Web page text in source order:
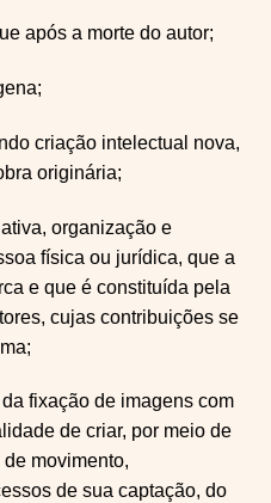
após a morte do autor;
criação intelectual nova,
originária;
organização e
física ou jurídica, que a
e que é constituída pela
cujas contribuições se
fixação de imagens com
de criar, por meio de
movimento,
de sua captação, do